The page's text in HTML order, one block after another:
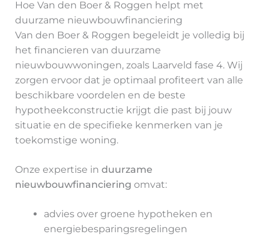
Hoe Van den Boer & Roggen helpt met
duurzame nieuwbouwfinanciering
Van den Boer & Roggen begeleidt je volledig bij
het financieren van duurzame
nieuwbouwwoningen, zoals Laarveld fase 4. Wij
zorgen ervoor dat je optimaal profiteert van alle
beschikbare voordelen en de beste
hypotheekconstructie krijgt die past bij jouw
situatie en de specifieke kenmerken van je
toekomstige woning.
Onze expertise in duurzame
nieuwbouwfinanciering omvat:
advies over groene hypotheken en
energiebesparingsregelingen